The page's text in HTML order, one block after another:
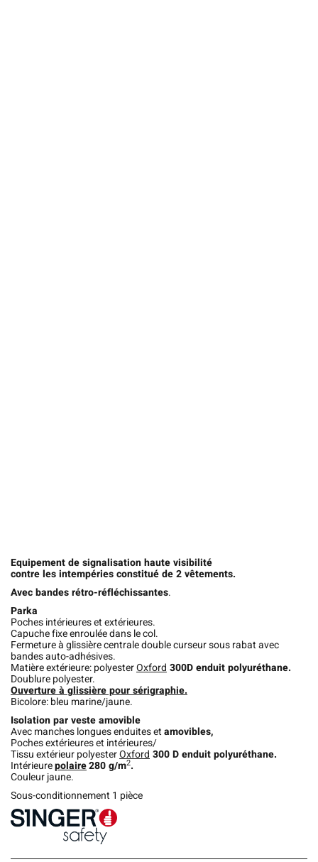
Equipement de signalisation haute visibilité
contre les intempéries constitué de 2 vêtements.
Avec bandes rétro-réfléchissantes.
Parka
Poches intérieures et extérieures.
Capuche fixe enroulée dans le col.
Fermeture à glissière centrale double curseur sous rabat avec
bandes auto-adhésives.
Matière extérieure: polyesterOxford 300Denduit polyuréthane.
Doublure polyester.
Ouverture à glissière pour sérigraphie.
Bicolore: bleu marine/jaune.
Isolation par veste amovible
Avec manches longues enduites etamovibles,
Poches extérieures et intérieures/
Tissu extérieur polyesterOxford 300 Denduit polyuréthane.
Intérieurepolaire280 g/m2.
Couleur jaune.
Sous-conditionnement 1 pièce